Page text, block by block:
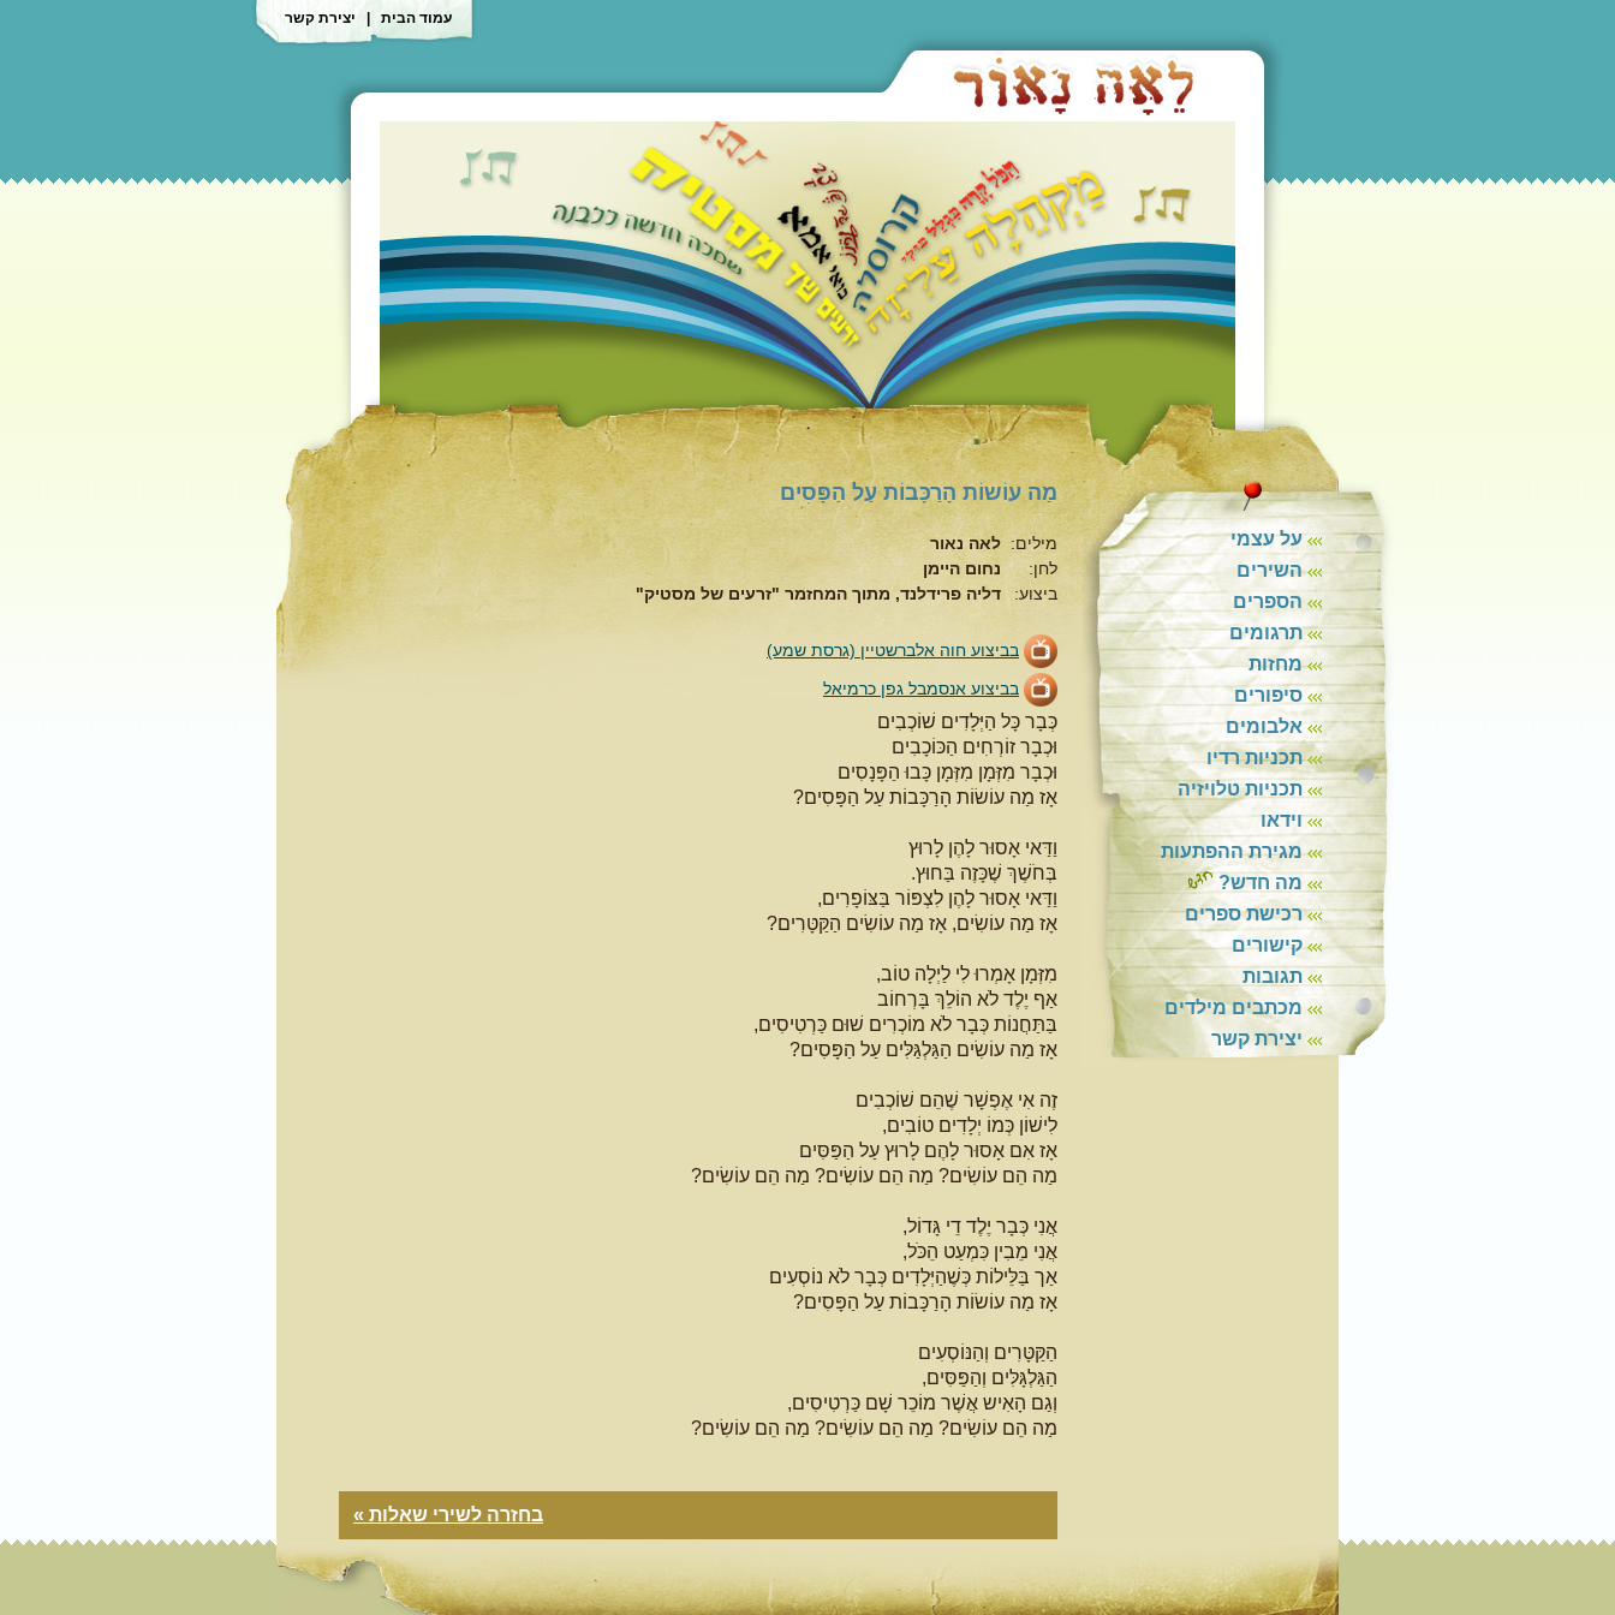
עמוד הבית יצירת קשר
על עצמי
השירים
הספרים
תרגומים
מחזות
סיפורים
אלבומים
תכניות רדיו
תכניות טלויזיה
וידאו
מגירת ההפתעות
מה חדש?
רכישת ספרים
קישורים
תגובות
מכתבים מילדים
יצירת קשר
מַה עוֹשוֹת הָרַכָּבוֹת עַל הַפָּסִים
מילים: לאה נאור
לחן:
נחום היימן
ביצוע:
דליה פרידלנד, מתוך המחזמר "זרעים של מסטיק"
בביצוע חוה אלברשטיין (גרסת שמע)
בביצוע אנסמבל גפן כרמיאל
כְּבָר כָּל הַיְּלָדִים שׁוֹכְבִים
וּכְבָר זוֹרְחִים הַכּוֹכָבִים
וּכְבָר מִזְּמָן מִזְּמָן כָּבוּ הַפָּנָסִים
אָז מַה עוֹשׂוֹת הָרַכָּבוֹת עַל הַפָּסִים?
וַדַּאי אָסוּר לָהֶן לָרוּץ
בְּחֹשֶׁךְ שֶׁכָּזֶה בַּחוּץ.
וַדַּאי אָסוּר לָהֶן לִצְפּוֹר בַּצּוֹפָרִים,
אָז מַה עוֹשִׂים, אָז מַה עוֹשִׂים הַקַּטָּרִים?
מִזְּמָן אָמְרוּ לִי לַיְלָה טוֹב,
אַף יֶלֶד לֹא הוֹלֵךְ בָּרְחוֹב
בַּתַּחֲנוֹת כְּבָר לֹא מוֹכְרִים שׁוּם כַּרְטִיסִים,
אָז מַה עוֹשִׂים הַגַּלְגַּלִּים עַל הַפָּסִים?
זֶה אִי אֶפְשָׁר שֶׁהֵם שׁוֹכְבִים
לִישׁוֹן כְּמוֹ יְלָדִים טוֹבִים,
אָז אִם אָסוּר לָהֶם לָרוּץ עַל הַפַּסִּים
מַה הֵם עוֹשִׂים? מַה הֵם עוֹשִׂים? מַה הֵם עוֹשִׂים?
אֲנִי כְּבָר יֶלֶד דֵי גָּדוֹל,
אֲנִי מֵבִין כִּמְעַט הֵכֹּל,
אַך בַּלֵּילוֹת כְּשֶׁהַיְּלָדִים כְּבָר לֹא נוֹסְעִים
אָז מַה עוֹשׂוֹת הָרַכָּבוֹת עַל הַפָּסִים?
הַקַּטָּרִים וְהַנּוֹסְעִים
הַגַּלְגָּלִּים וְהַפַּסִּים,
וְגַם הָאִיש אֲשֶׁר מוֹכֵר שָׁם כַּרְטִיסִים,
מַה הֵם עוֹשִׂים? מַה הֵם עוֹשִׂים? מַה הֵם עוֹשִׂים?
בחזרה לשירי שאלות »